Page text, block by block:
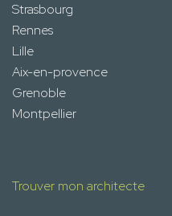
Strasbourg
Rennes
Lille
Aix-en-provence
Grenoble
Montpellier
Trouver mon architecte